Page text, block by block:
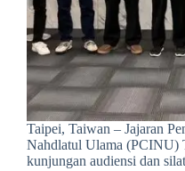
Taipei, Taiwan – Jajaran
Nahdlatul Ulama (PCINU)
kunjungan audiensi dan